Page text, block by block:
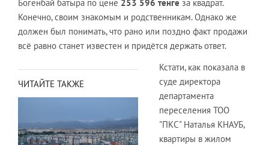
Богенбай батыра по цене 253 596 тенге за квадрат.
Конечно, своим знакомым и родственникам. Однако же
должен был понимать, что рано или поздно факт продажи
всё равно станет известен и придётся держать ответ.
ЧИТАЙТЕ ТАКЖЕ
Кстати, как показала в
суде директора
департамента
переселения ТОО
"ПКС" Наталья КНАУБ,
квартиры в жилом